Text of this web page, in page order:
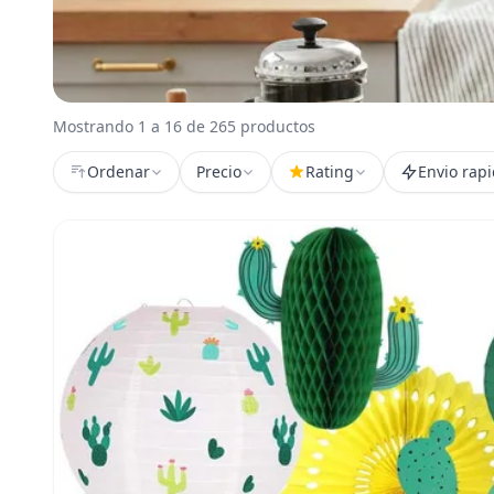
Mostrando 1 a 16 de 265 productos
Ordenar Precio Rating Envio